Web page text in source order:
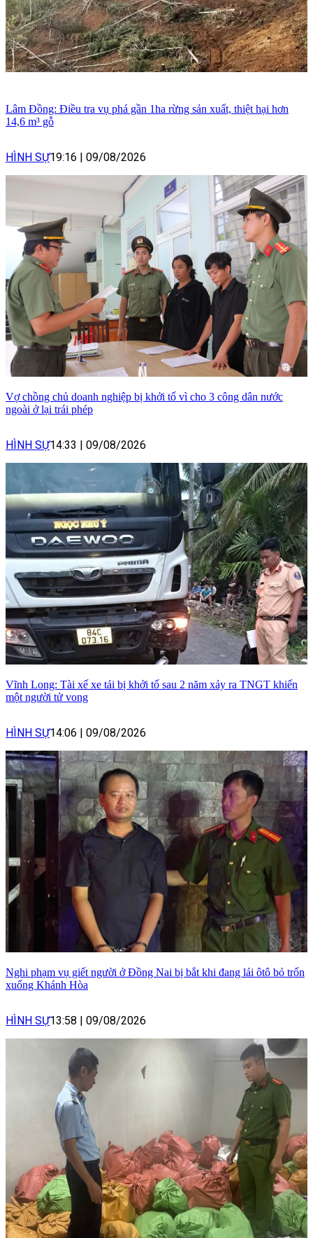
Lâm Đồng: Điều tra vụ phá gần 1ha rừng sản xuất, thiệt hại hơn
14,6 m³ gỗ
HÌNH SỰ19:16 09/08/2026
Vợ chồng chủ doanh nghiệp bị khởi tố vì cho 3 công dân nước
ngoài ở lại trái phép
HÌNH SỰ14:33 09/08/2026
Vĩnh Long: Tài xế xe tải bị khởi tố sau 2 năm xảy ra TNGT khiến
một người tử vong
HÌNH SỰ14:06 09/08/2026
Nghi phạm vụ giết người ở Đồng Nai bị bắt khi đang lái ôtô bỏ trốn
xuống Khánh Hòa
HÌNH SỰ13:58 09/08/2026